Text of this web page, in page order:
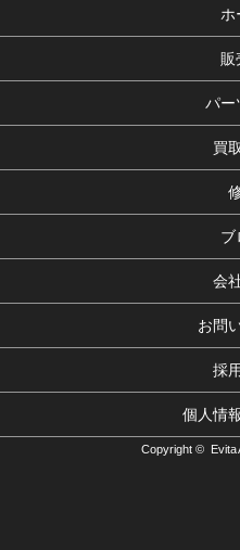
ホ
販
パー
買
ブ
会
お問
採
個人情
Copyright © Evita